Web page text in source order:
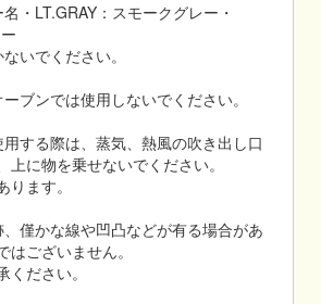
・LT.GRAY：スモークグレー・
いでください。
ブンでは使用しないでください。
する際は、蒸気、熱風の吹き出し口
上に物を乗せないでください。
ます。
僅かな線や凹凸などが有る場合があ
はございません。
ださい。